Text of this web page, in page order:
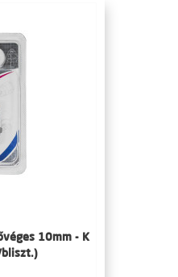
10mm - K
bliszt.)